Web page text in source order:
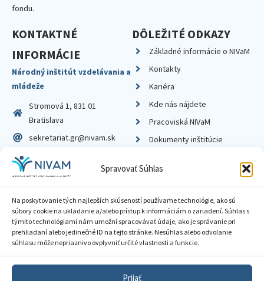
Spravovať Súhlas
Na poskytovanie tých najlepších skúseností používame technológie, ako sú
súbory cookie na ukladanie a/alebo prístup k informáciám o zariadení. Súhlas s
týmito technológiami nám umožní spracovávať údaje, ako je správanie pri
prehliadaní alebo jedinečné ID na tejto stránke. Nesúhlas alebo odvolanie
súhlasu môže nepriaznivo ovplyvniť určité vlastnosti a funkcie.
Prijať
fondu.
KONTAKTNÉ
INFORMÁCIE
Národný inštitút vzdelávania a
mládeže
Stromová 1, 831 01
Bratislava
sekretariat.gr@nivam.sk
IČO: 00164348
DIČ: 2020798714
DÔLEŽITÉ ODKAZY
Základné informácie o NIVaM
Kontakty
Kariéra
Kde nás nájdete
Pracoviská NIVaM
Dokumenty inštitúcie
Zásady ochrany súkromia